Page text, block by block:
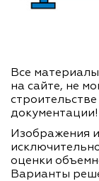
Все
на сайте, не
документации!
Изображения
оценки
Варианты